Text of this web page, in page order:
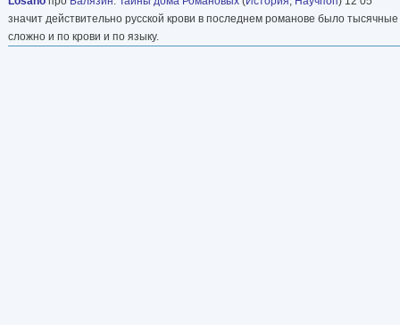
значит действительно русской крови в последнем романове было
сложно и по крови и по языку.